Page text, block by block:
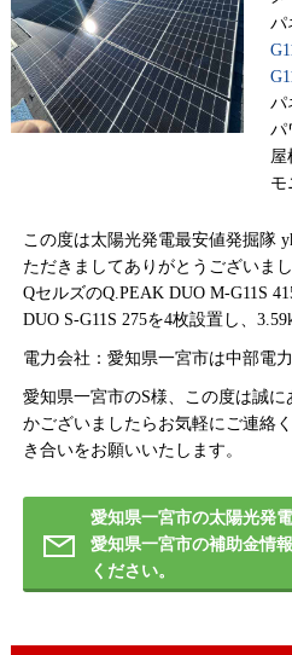
パ
パ
パ
屋
モ
この度は太陽光発電最安値発掘隊
ただきましてありがとうございまし
QセルズのQ.PEAK DUO M-G11S
DUO S-G11S 275を4枚設置し、
電力会社：愛知県一宮市は中部電力
愛知県一宮市のS様、この度は誠
かございましたらお気軽にご連絡
き合いをお願いいたします。
愛知県一宮市の太陽光発
愛知県一宮市の補助金情
ください。